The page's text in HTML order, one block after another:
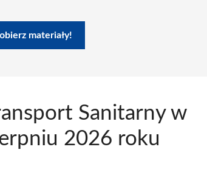
materiały!
Sanitarny w
2026 roku